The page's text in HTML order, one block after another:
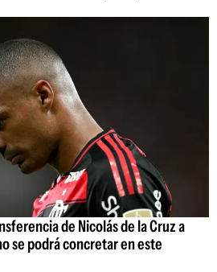
de Nicolás de la Cruz a
se podrá concretar en este